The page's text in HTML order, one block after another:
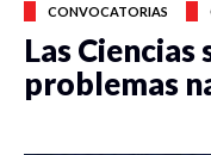
CONVOCATORIAS
Las Ciencias
problemas